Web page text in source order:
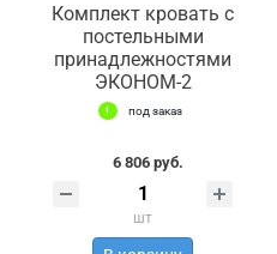
Комплект кровать с
постельными
принадлежностями
ЭКОНОМ-2
под заказ
6 806 руб.
шт